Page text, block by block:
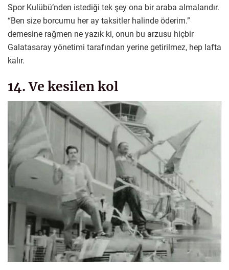
Spor Kulübü’nden istediği tek şey ona bir araba almalarıdır.
“Ben size borcumu her ay taksitler halinde öderim.”
demesine rağmen ne yazık ki, onun bu arzusu hiçbir
Galatasaray yönetimi tarafından yerine getirilmez, hep lafta
kalır.
14. Ve kesilen kol